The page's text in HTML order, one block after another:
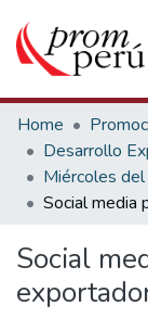
Communities &
All of DSpace
Statistics
Estadísticas
Home
Desarrollo
Miércoles
Social